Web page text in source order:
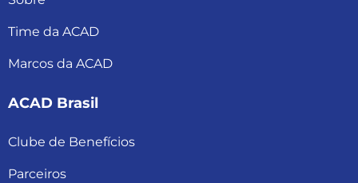
Time da ACAD
Marcos da ACAD
ACAD Brasil
Clube de Benefícios
Parceiros